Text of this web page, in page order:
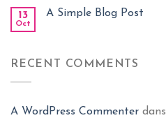
13
Oct
A Simple Blog Post
RECENT COMMENTS
A WordPress Commenter dans